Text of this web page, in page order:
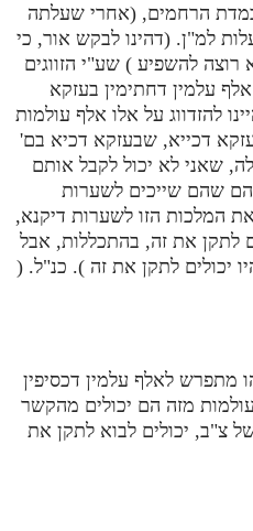
הרחמים, (אחרי שעלתה
למ"ן. (דהינו לבקש אור, כי
להשפיע ) שע"י הזווגים
עלמין דחתימין בעזקא
להזדווג על אלו אלף עולמות
דכייא, שבעזקא דכיא בם'
שאני לא יכול לקבל אותם
שהם שייכים לשערות
המלכות הזו לשערות דיקנא,
לתקן את זה, בהתכללות, אבל
יכולים לתקן את זה ). כנ"ל. (
מתפרש לאלף עלמין דכסיפין
מזה הם יכולים מהקשר
צ"ב, יכולים לבוא לתקן את